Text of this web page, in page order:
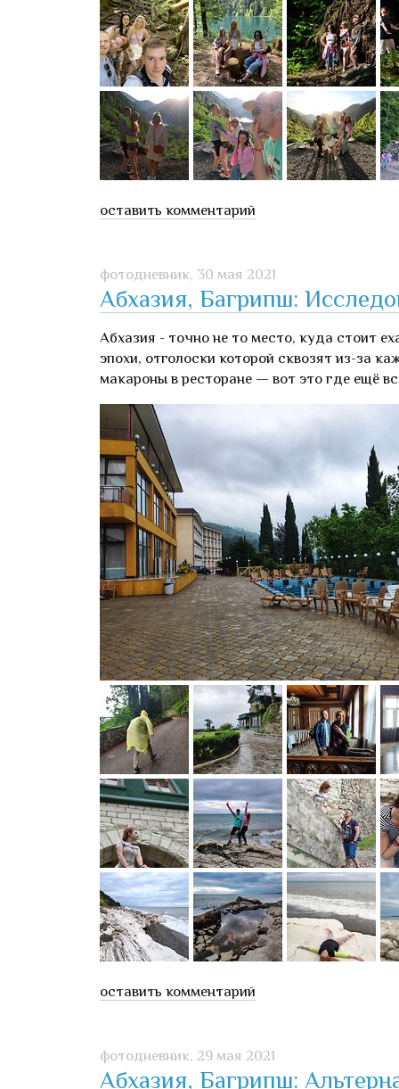
оставить комментарий
фотодневник, 30 мая 2021
Абхазия, Багрипш:
Абхазия - точно не то место, куда стоит
эпохи, отголоски которой сквозят из-за
макароны в ресторане — вот это где ещё
оставить комментарий
фотодневник, 29 мая 2021
Абхазия, Багрипш: